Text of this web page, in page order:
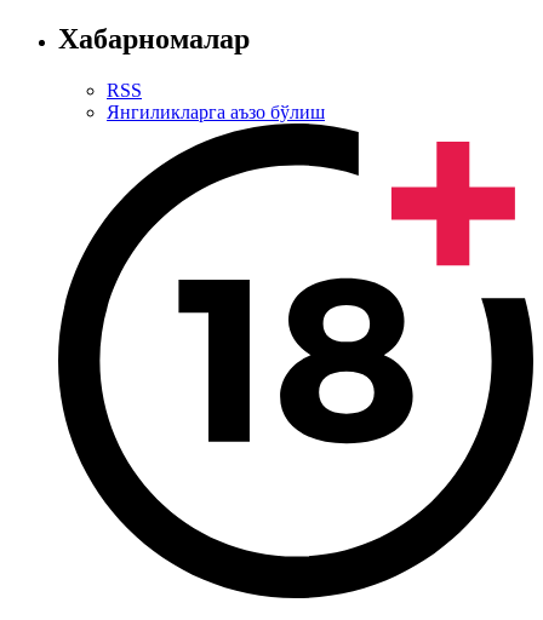
Хабарномалар
RSS
Янгиликларга аъзо бўлиш